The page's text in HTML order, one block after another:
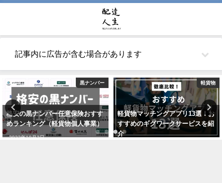
記事内に広告が含む場合があります
黒ナンバー
格安の黒ナンバー任意保険おすす
めランキング（軽貨物個人事業）
2022年10月2日
軽貨物
軽貨物マッチングアプリ13選！お
すすめのギグワークサービスを紹
介